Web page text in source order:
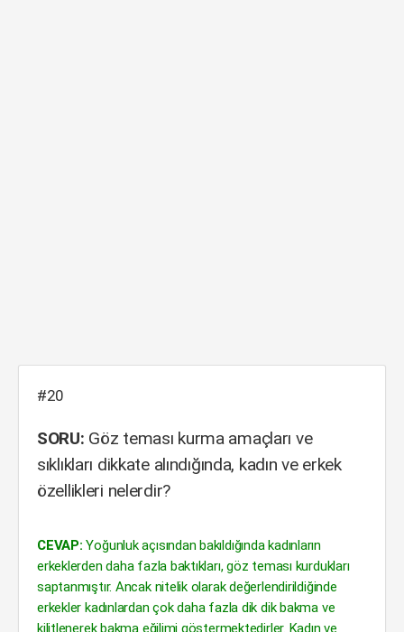
#20
SORU: Göz teması kurma amaçları ve
sıklıkları dikkate alındığında, kadın ve erkek
özellikleri nelerdir?
CEVAP: Yoğunluk açısından bakıldığında kadınların
erkeklerden daha fazla baktıkları, göz teması kurdukları
saptanmıştır. Ancak nitelik olarak değerlendirildiğinde
erkekler kadınlardan çok daha fazla dik dik bakma ve
kilitlenerek bakma eğilimi göstermektedirler. Kadın ve